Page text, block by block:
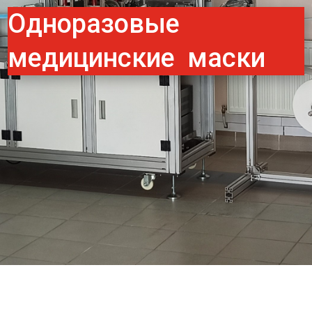
Одноразовые
медицинские маски